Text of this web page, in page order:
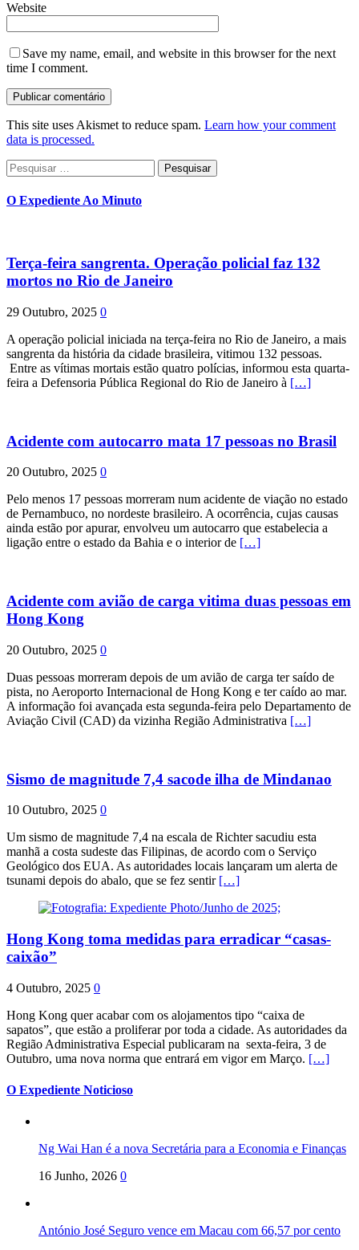
Website
Save my name, email, and website in this browser for the next
time I comment.
This site uses Akismet to reduce spam. Learn how your comment
data is processed.
Pesquisar
por:
O Expediente Ao Minuto
Terça-feira sangrenta. Operação policial faz 132
mortos no Rio de Janeiro
29 Outubro, 2025 0
A operação policial iniciada na terça-feira no Rio de Janeiro, a mais
sangrenta da história da cidade brasileira, vitimou 132 pessoas.
Entre as vítimas mortais estão quatro polícias, informou esta quarta-
feira a Defensoria Pública Regional do Rio de Janeiro à […]
Acidente com autocarro mata 17 pessoas no Brasil
20 Outubro, 2025 0
Pelo menos 17 pessoas morreram num acidente de viação no estado
de Pernambuco, no nordeste brasileiro. A ocorrência, cujas causas
ainda estão por apurar, envolveu um autocarro que estabelecia a
ligação entre o estado da Bahia e o interior de […]
Acidente com avião de carga vitima duas pessoas em
Hong Kong
20 Outubro, 2025 0
Duas pessoas morreram depois de um avião de carga ter saído de
pista, no Aeroporto Internacional de Hong Kong e ter caído ao mar.
A informação foi avançada esta segunda-feira pelo Departamento de
Aviação Civil (CAD) da vizinha Região Administrativa […]
Sismo de magnitude 7,4 sacode ilha de Mindanao
10 Outubro, 2025 0
Um sismo de magnitude 7,4 na escala de Richter sacudiu esta
manhã a costa sudeste das Filipinas, de acordo com o Serviço
Geológico dos EUA. As autoridades locais lançaram um alerta de
tsunami depois do abalo, que se fez sentir […]
Hong Kong toma medidas para erradicar “casas-
caixão”
4 Outubro, 2025 0
Hong Kong quer acabar com os alojamentos tipo “caixa de
sapatos”, que estão a proliferar por toda a cidade. As autoridades da
Região Administrativa Especial publicaram na sexta-feira, 3 de
Outubro, uma nova norma que entrará em vigor em Março. […]
O Expediente Noticioso
Ng Wai Han é a nova Secretária para a Economia e Finanças
16 Junho, 2026 0
António José Seguro vence em Macau com 66,57 por cento